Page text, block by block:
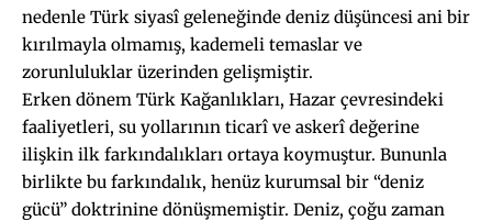
nedenle Türk siyasî geleneğinde deniz düşüncesi ani bir
kırılmayla olmamış, kademeli temaslar ve
zorunluluklar üzerinden gelişmiştir.
Erken dönem Türk Kağanlıkları, Hazar çevresindeki
faaliyetleri, su yollarının ticarî ve askerî değerine
ilişkin ilk farkındalıkları ortaya koymuştur. Bununla
birlikte bu farkındalık, henüz kurumsal bir “deniz
gücü” doktrinine dönüşmemiştir. Deniz, çoğu zaman